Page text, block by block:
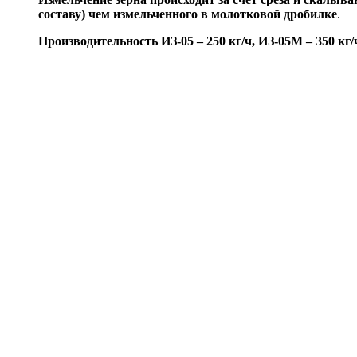
составу) чем измельченного в молотковой дробилке.
Производительность ИЗ-05 – 250 кг/ч, ИЗ-05М – 350 кг/